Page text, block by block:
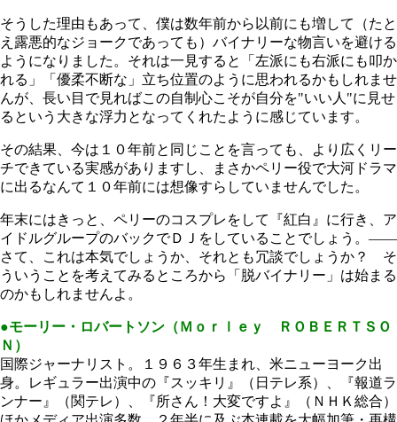
そうした理由もあって、僕は数年前から以前にも増して（たと
え露悪的なジョークであっても）バイナリーな物言いを避ける
ようになりました。それは一見すると「左派にも右派にも叩か
れる」「優柔不断な」立ち位置のように思われるかもしれませ
んが、長い目で見ればこの自制心こそが自分を"いい人"に見せ
るという大きな浮力となってくれたように感じています。
その結果、今は１０年前と同じことを言っても、より広くリー
チできている実感がありますし、まさかペリー役で大河ドラマ
に出るなんて１０年前には想像すらしていませんでした。
年末にはきっと、ペリーのコスプレをして『紅白』に行き、ア
イドルグループのバックでＤＪをしていることでしょう。――
さて、これは本気でしょうか、それとも冗談でしょうか？ そ
ういうことを考えてみるところから「脱バイナリー」は始まる
のかもしれませんよ。
●モーリー・ロバートソン（Ｍｏｒｌｅｙ ＲＯＢＥＲＴＳＯ
Ｎ）
国際ジャーナリスト。１９６３年生まれ、米ニューヨーク出
身。レギュラー出演中の『スッキリ』（日テレ系）、『報道ラ
ンナー』（関テレ）、『所さん！大変ですよ』（ＮＨＫ総合）